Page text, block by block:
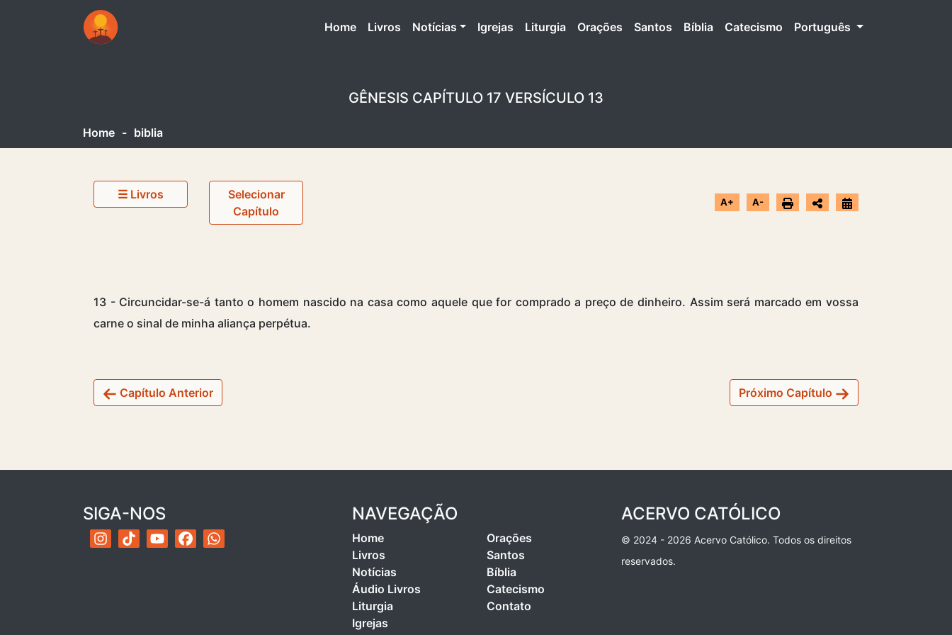
Home(atual)
Livros Notícias Igrejas Liturgia Orações Santos Bíblia Catecismo Português
GÊNESIS CAPÍTULO 17 VERSÍCULO 13
Home - biblia
☰ Livros
Selecionar
Capítulo
A+ A-
13 - Circuncidar-se-á tanto o homem nascido na casa como aquele que for comprado a preço de dinheiro. Assim será marcado em vossa
carne o sinal de minha aliança perpétua.
Capítulo Anterior Próximo Capítulo
SIGA-NOS NAVEGAÇÃO
Home
Livros
Notícias
Áudio Livros
Liturgia
Igrejas
Orações
Santos
Bíblia
Catecismo
Contato
ACERVO CATÓLICO
© 2024 - 2026 Acervo Católico. Todos os direitos
reservados.